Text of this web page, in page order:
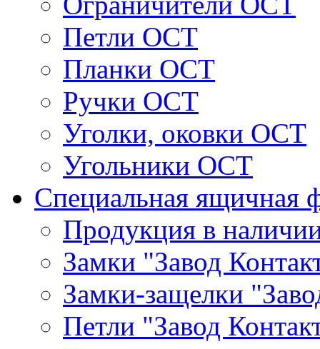
Петли ОСТ
Планки ОСТ
Ручки ОСТ
Уголки, оковки ОСТ
Угольники ОСТ
Специальная ящичная
Продукция в
Замки "Завод
Замки-защелки
Петли "Завод